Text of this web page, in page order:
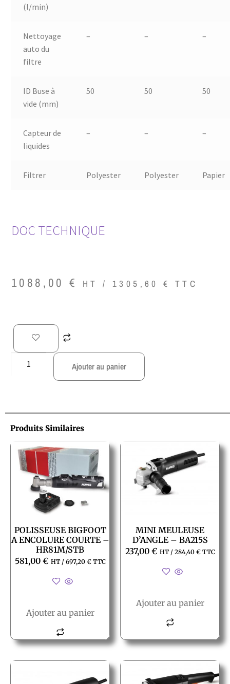
(l/min)
Nettoyage
auto du
filtre
– – –
ID Buse à
vide (mm)
50 50 50
Capteur de
liquides
– – –
Filtrer Polyester Polyester Papier
DOC TECHNIQUE
1088,00€ HT / 1305,60€ TTC
Ajouter au panier
Produits Similaires
POLISSEUSE BIGFOOT
A ENCOLURE COURTE –
HR81M/STB
581,00 € HT / 697,20 €TTC
Ajouter au panier
MINI MEULEUSE
D’ANGLE – BA215S
237,00 € HT / 284,40 €TTC
Ajouter au panier